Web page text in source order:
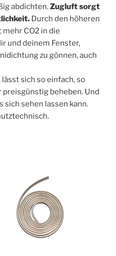
abdichten.Zugluft sorgt
Durch den höheren
CO2 in die
und deinem Fenster,
zu gönnen, auch
sich so einfach, so
beheben. Und
sich sehen lassen kann.